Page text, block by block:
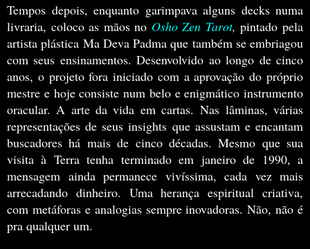
Tempos depois, enquanto garimpava alguns decks numa
livraria, coloco as mãos no Osho Zen Tarot,pintado pela
artista plástica Ma Deva Padma que também se embriagou
com seus ensinamentos. Desenvolvido ao longo de cinco
anos, o projeto fora iniciado com a aprovação do próprio
mestre e hoje consiste num belo e enigmático instrumento
oracular. A arte da vida em cartas.Nas lâminas, várias
representações de seus insights que assustam e encantam
buscadores há mais de cinco décadas. Mesmo que sua
visita à Terra tenha terminado em janeiro de 1990, a
mensagem ainda permanece vivíssima, cada vez mais
arrecadando dinheiro. Uma herança espiritual criativa,
com metáforas e analogias sempre inovadoras. Não, não é
pra qualquer um.